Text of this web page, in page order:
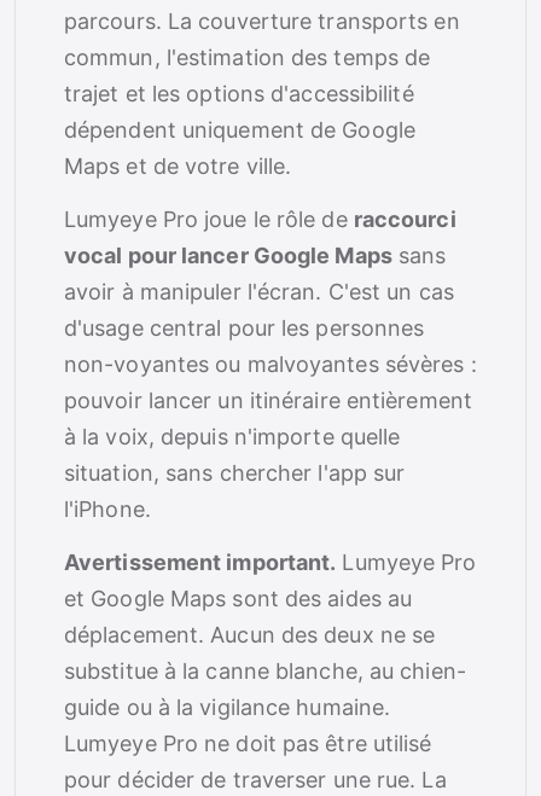
parcours. La couverture transports en
commun, l'estimation des temps de
trajet et les options d'accessibilité
dépendent uniquement de Google
Maps et de votre ville.
Lumyeye Pro joue le rôle de raccourci
vocal pour lancer Google Mapssans
avoir à manipuler l'écran. C'est un cas
d'usage central pour les personnes
non-voyantes ou malvoyantes sévères :
pouvoir lancer un itinéraire entièrement
à la voix, depuis n'importe quelle
situation, sans chercher l'app sur
l'iPhone.
Avertissement important. Lumyeye Pro
et Google Maps sont des aides au
déplacement. Aucun des deux ne se
substitue à la canne blanche, au chien-
guide ou à la vigilance humaine.
Lumyeye Pro ne doit pas être utilisé
pour décider de traverser une rue. La